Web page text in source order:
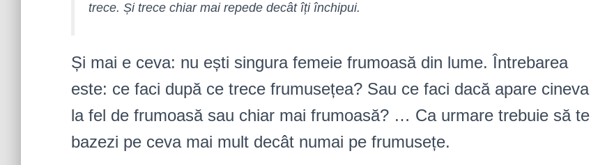
trece. Și trece chiar mai repede decât îți închipui.
Și mai e ceva: nu ești singura femeie frumoasă din lume. Întrebarea
este: ce faci după ce trece frumusețea? Sau ce faci dacă apare cineva
la fel de frumoasă sau chiar mai frumoasă? … Ca urmare trebuie să te
bazezi pe ceva mai mult decât numai pe frumusețe.